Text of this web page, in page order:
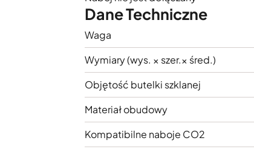
Dane Techniczne
Waga
Wymiary (wys. × szer.× śred.)
Objętość butelki szklanej
Materiał obudowy
Kompatibilne naboje CO2